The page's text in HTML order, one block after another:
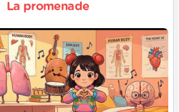
La promenade